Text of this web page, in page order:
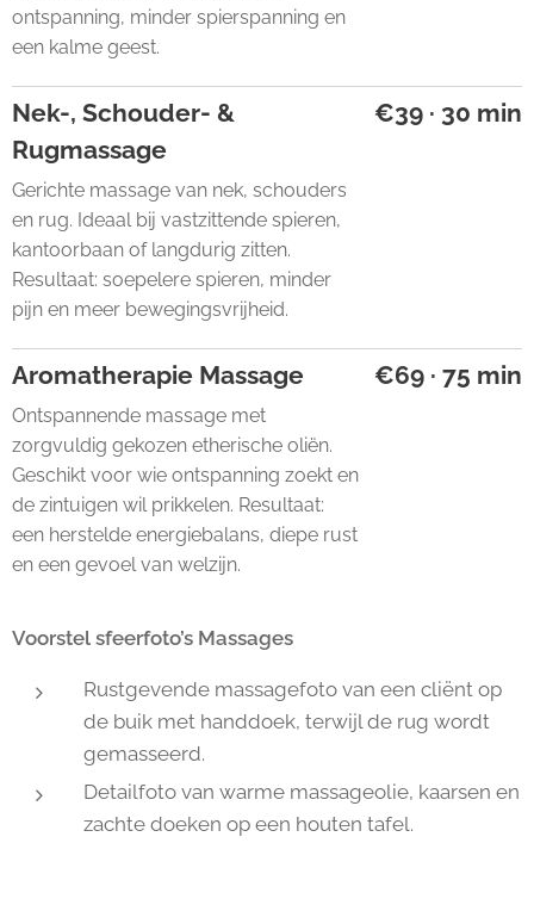
ontspanning, minder spierspanning en
een kalme geest.
Nek-, Schouder- &
Rugmassage
Gerichte massage van nek, schouders
en rug. Ideaal bij vastzittende spieren,
kantoorbaan of langdurig zitten.
Resultaat: soepelere spieren, minder
pijn en meer bewegingsvrijheid.
€39 · 30 min
Aromatherapie Massage
Ontspannende massage met
zorgvuldig gekozen etherische oliën.
Geschikt voor wie ontspanning zoekt en
de zintuigen wil prikkelen. Resultaat:
een herstelde energiebalans, diepe rust
en een gevoel van welzijn.
€69 · 75 min
Voorstel sfeerfoto’s Massages
Rustgevende massagefoto van een cliënt op
de buik met handdoek, terwijl de rug wordt
gemasseerd.
Detailfoto van warme massageolie, kaarsen en
zachte doeken op een houten tafel.